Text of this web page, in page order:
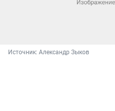
Источник: Александр Зыков